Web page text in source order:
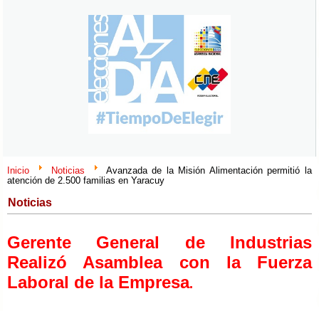
Inicio Noticias
Avanzada de la Misión Alimentación permitió la
atención de 2.500 familias en Yaracuy
Noticias
Gerente General de Industrias
Realizó Asamblea con la Fuerza
Laboral de la Empresa.